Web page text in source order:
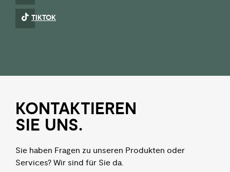
TIKTOK
KON­TAKTIEREN
SIE UNS.
Sie haben Fragen zu unseren Produkten oder
Services? Wir sind für Sie da.